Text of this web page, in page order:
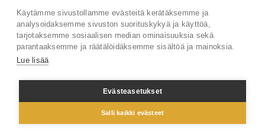
Seuraa meitä
Tilaa uutiskirje
Facebook
© 2026 Restatop Oy
Käytämme sivustollamme evästeitä kerätäksemme ja
analysoidaksemme sivuston suorituskykyä ja käyttöä,
tarjotaksemme sosiaalisen median ominaisuuksia sekä
parantaaksemme ja räätälöidäksemme sisältöä ja mainoksia.
Lue lisää
Evästeasetukset
Salli kaikki evästeet